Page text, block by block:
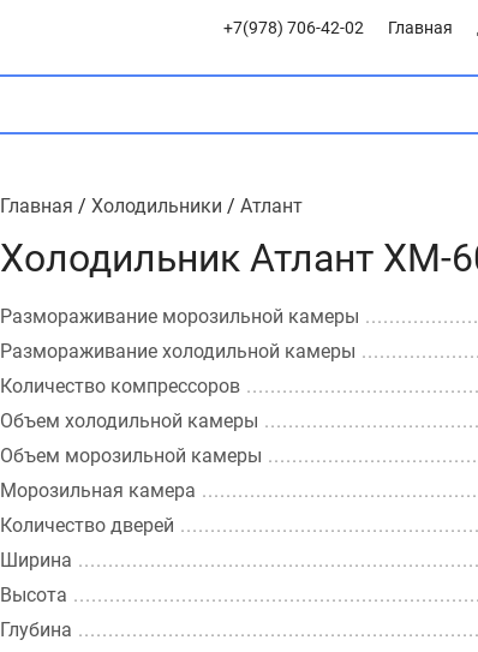
+7(978) 706-42-02 Главная
Главная / Холодильники / Атлант
Холодильник Атлант XM-
Размораживание морозильной камеры
Размораживание холодильной камеры
Количество компрессоров
Объем холодильной камеры
Объем морозильной камеры
Морозильная камера
Количество дверей
Ширина
Высота
Глубина